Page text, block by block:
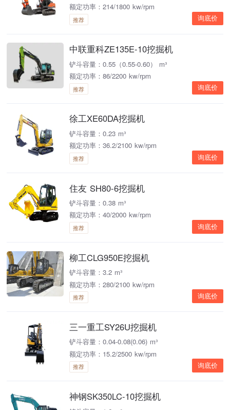
额定功率：214/1800 kw/rpm
推荐 询底价
中联重科ZE135E-10挖掘机
铲斗容量：0.55（0.55-0.60） m³
额定功率：86/2200 kw/rpm
推荐 询底价
徐工XE60DA挖掘机
铲斗容量：0.23 m³
额定功率：36.2/2100 kw/rpm
推荐 询底价
住友 SH80-6挖掘机
铲斗容量：0.38 m³
额定功率：40/2000 kw/rpm
推荐 询底价
柳工CLG950E挖掘机
铲斗容量：3.2 m³
额定功率：280/2100 kw/rpm
推荐 询底价
三一重工SY26U挖掘机
铲斗容量：0.04-0.08(0.06) m³
额定功率：15.2/2500 kw/rpm
推荐 询底价
神钢SK350LC-10挖掘机